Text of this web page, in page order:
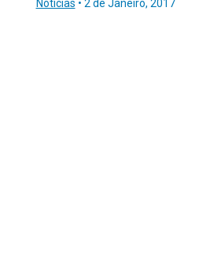
Notícias • 2 de Janeiro, 2017